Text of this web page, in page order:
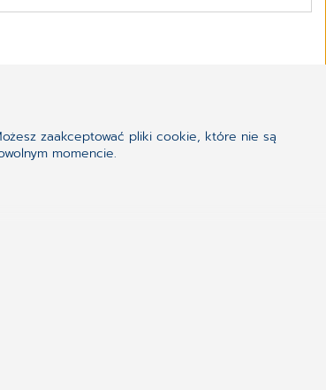
zaakceptować pliki cookie, które nie są
momencie.